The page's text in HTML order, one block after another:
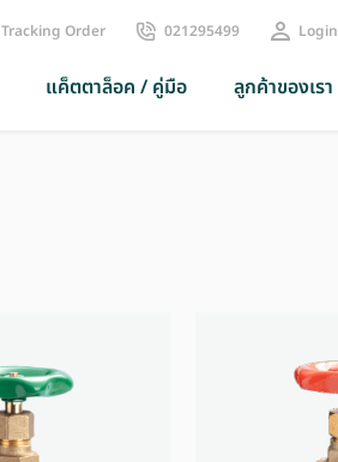
Tracking Order 021295499 Login
แค็ตตาล็อค / คู่มือ ลูกค้าของเรา